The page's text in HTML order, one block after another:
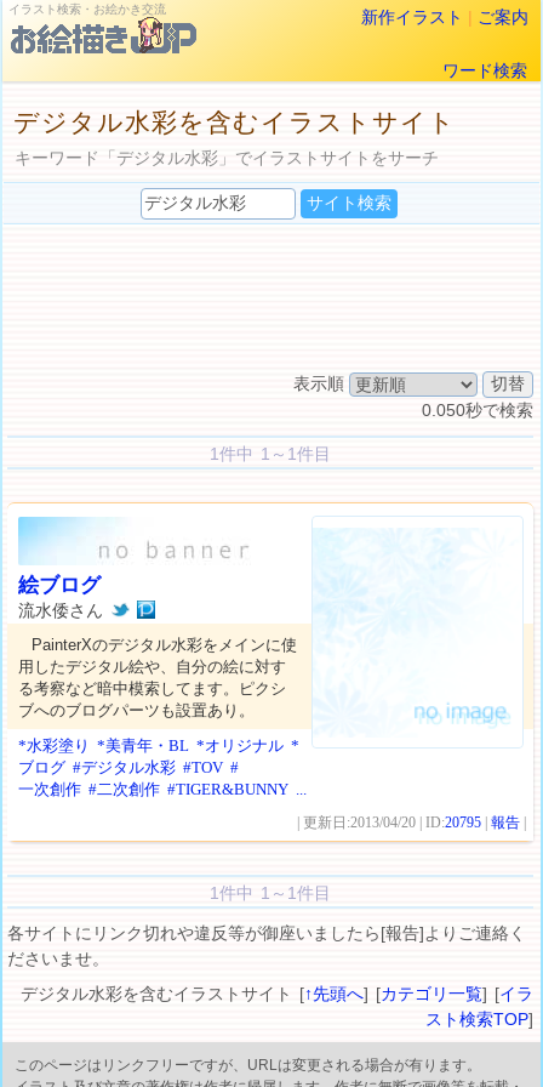
イラスト検索・お絵かき交流 新作イラスト | ご案内
ワード検索
デジタル水彩を含むイラストサイト
キーワード「デジタル水彩」でイラストサイトをサーチ
表示順
0.050秒で検索
1件中 1～1件目
絵ブログ
流水倭さん
PainterXのデジタル水彩をメインに使
用したデジタル絵や、自分の絵に対す
る考察など暗中模索してます。ピクシ
ブへのブログパーツも設置あり。
*水彩塗り
*美青年・BL *オリジナル *
ブログ #デジタル水彩 #TOV #
一次創作 #二次創作 #TIGER&BUNNY ...
| 更新日:2013/04/20 | ID:20795 |報告
1件中 1～1件目
各サイトにリンク切れや違反等が御座いましたら[報告]よりご連絡く
ださいませ。
デジタル水彩を含むイラストサイト [↑先頭へ] [カテゴリ一覧] [イラ
スト検索TOP]
このページはリンクフリーですが、URLは変更される場合が有ります。